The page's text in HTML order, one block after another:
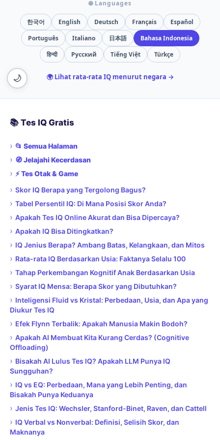
📚 Tes IQ Gratis
› 📂 Semua Halaman
› 🧭 Jelajahi Kecerdasan
› ⚡ Tes Otak & Game
› Skor IQ Berapa yang Tergolong Bagus?
› Tabel Persentil IQ: Di Mana Posisi Skor Anda?
› Apakah Tes IQ Online Akurat dan Bisa Dipercaya?
› Apakah IQ Bisa Ditingkatkan?
› IQ Jenius Berapa? Ambang Batas, Kelangkaan, dan Mitos
› Rata-rata IQ Berdasarkan Usia: Faktanya Selalu 100
› Tahap Perkembangan Kognitif Anak Berdasarkan Usia
› Syarat IQ Mensa: Berapa Skor yang Dibutuhkan?
› Inteligensi Fluid vs Kristal: Perbedaan, Usia, dan Apa yang
Diukur Tes IQ
› Efek Flynn Terbalik: Apakah Manusia Makin Bodoh?
› Apakah AI Membuat Kita Kurang Cerdas? (Cognitive
Offloading)
› Bisakah AI Lulus Tes IQ? Apakah LLM Punya IQ
Sungguhan?
› IQ vs EQ: Perbedaan, Mana yang Lebih Penting, dan
Bisakah Punya Keduanya
› Jenis Tes IQ: Wechsler, Stanford-Binet, Raven, dan Cattell
› IQ Verbal vs Nonverbal: Definisi, Selisih Skor, dan
Maknanya